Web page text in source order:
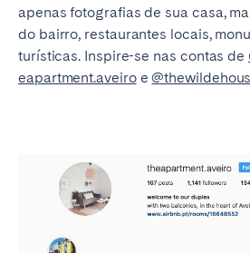
apenas fotografias de sua casa,
do bairro, restaurantes locais,
turísticas. Inspire-se nas contas de
eapartment.aveiroe